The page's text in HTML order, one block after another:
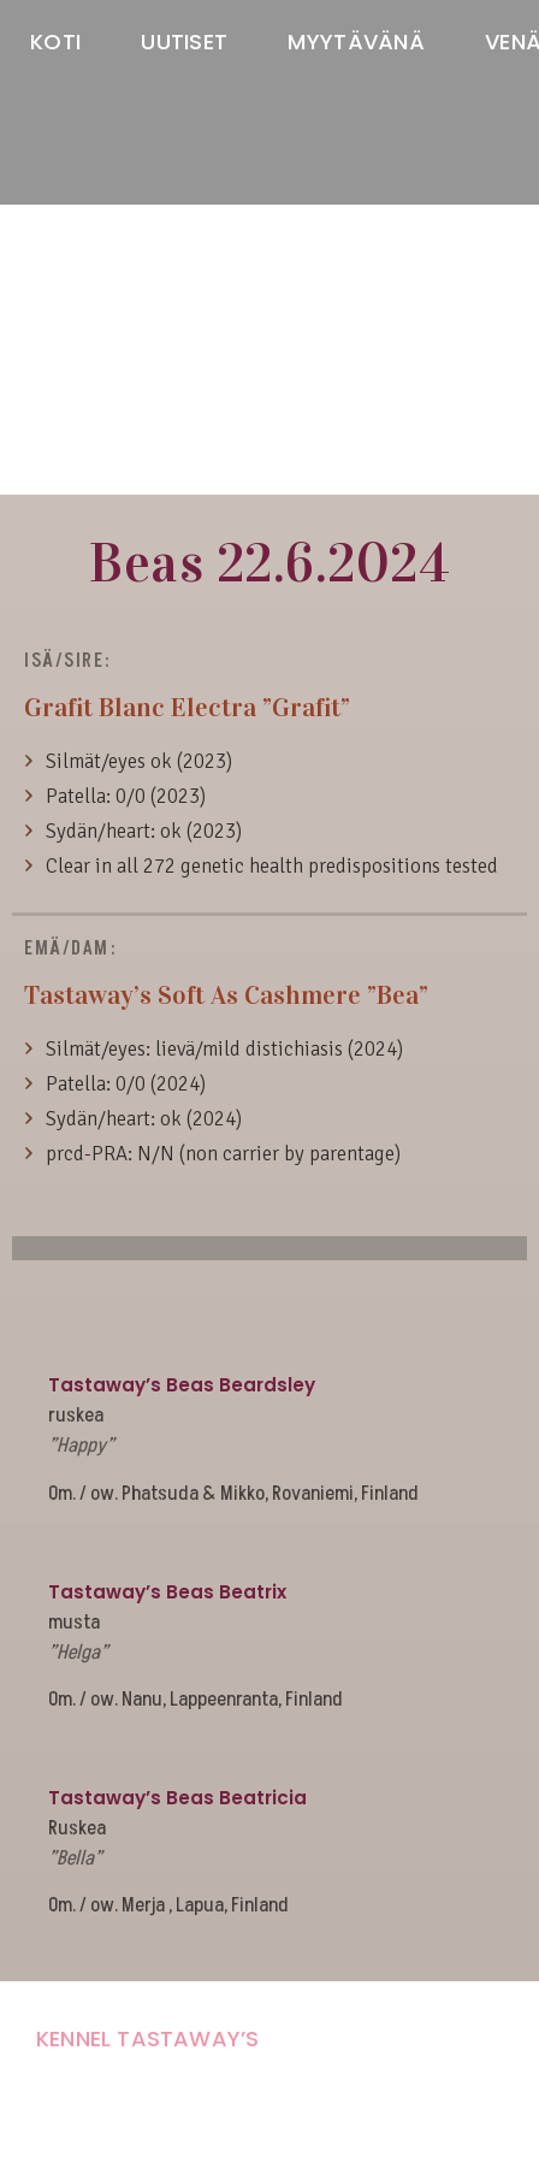
KOTI UUTISET MYYTÄVÄNÄ
Beas 22.6.2024
ISÄ/SIRE:
Grafit Blanc Electra ”Grafit”
Silmät/eyes ok (2023)
Patella: 0/0 (2023)
Sydän/heart: ok (2023)
Clear in all 272 genetic health predispositions tested
EMÄ/DAM:
Tastaway’s Soft As Cashmere ”Bea”
Silmät/eyes: lievä/mild distichiasis (2024)
Patella: 0/0 (2024)
Sydän/heart: ok (2024)
prcd-PRA: N/N (non carrier by parentage)
Tastaway’s Beas Beardsley
ruskea
”Happy”
Om. / ow. Phatsuda & Mikko, Rovaniemi, Finland
Tastaway’s Beas Beatrix
musta
”Helga”
Om. / ow. Nanu, Lappeenranta, Finland
Tastaway’s Beas Beatricia
Ruskea
”Bella”
Om. / ow. Merja , Lapua, Finland
KENNEL TASTAWAY’S